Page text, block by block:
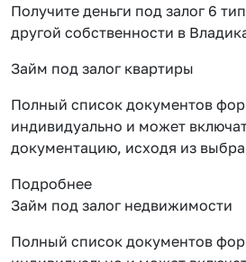
Получите деньги под залог 6
другой собственности в
Займ под залог квартиры
Полный список документов
индивидуально и может
документацию, исходя из
Подробнее
Займ под залог недвижимости
Полный список документов